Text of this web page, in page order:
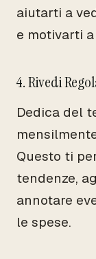
aiutarti a
e motivarti
4. Rivedi
Dedica del
Questo ti
tendenze,
annotare
le spese.